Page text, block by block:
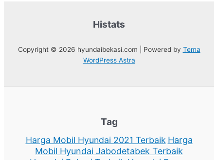
Histats
Copyright © 2026 hyundaibekasi.com | Powered by Tema
WordPress Astra
Tag
Harga Mobil Hyundai 2021 Terbaik Harga
Mobil Hyundai Jabodetabek Terbaik